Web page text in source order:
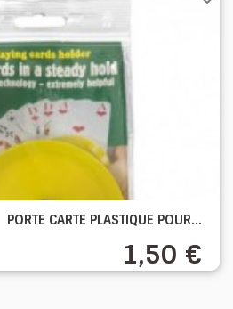
PORTE CARTE PLASTIQUE POUR...
1,50 €